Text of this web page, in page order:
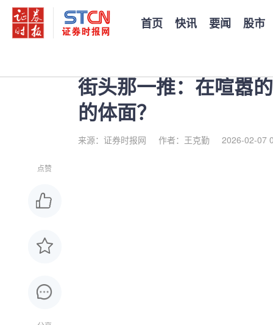
首页 快讯 要闻 股市
街头那一推：在喧嚣
的体面？
来源：证券时报网 作者：王克勤 2026-02-07
点赞